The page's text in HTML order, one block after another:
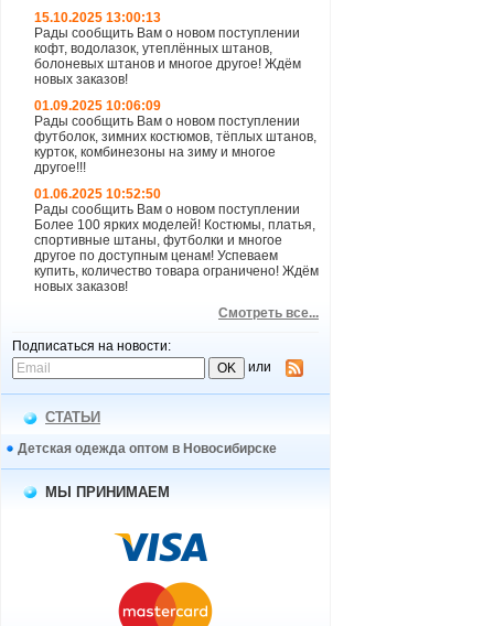
15.10.2025 13:00:13
Рады сообщить Вам о новом поступлении
кофт, водолазок, утеплённых штанов,
болоневых штанов и многое другое! Ждём
новых заказов!
01.09.2025 10:06:09
Рады сообщить Вам о новом поступлении
футболок, зимних костюмов, тёплых штанов,
курток, комбинезоны на зиму и многое
другое!!!
01.06.2025 10:52:50
Рады сообщить Вам о новом поступлении
Более 100 ярких моделей! Костюмы, платья,
спортивные штаны, футболки и многое
другое по доступным ценам! Успеваем
купить, количество товара ограничено! Ждём
новых заказов!
Смотреть все...
Подписаться на новости:
или
СТАТЬИ
Детская одежда оптом в Новосибирске
МЫ ПРИНИМАЕМ